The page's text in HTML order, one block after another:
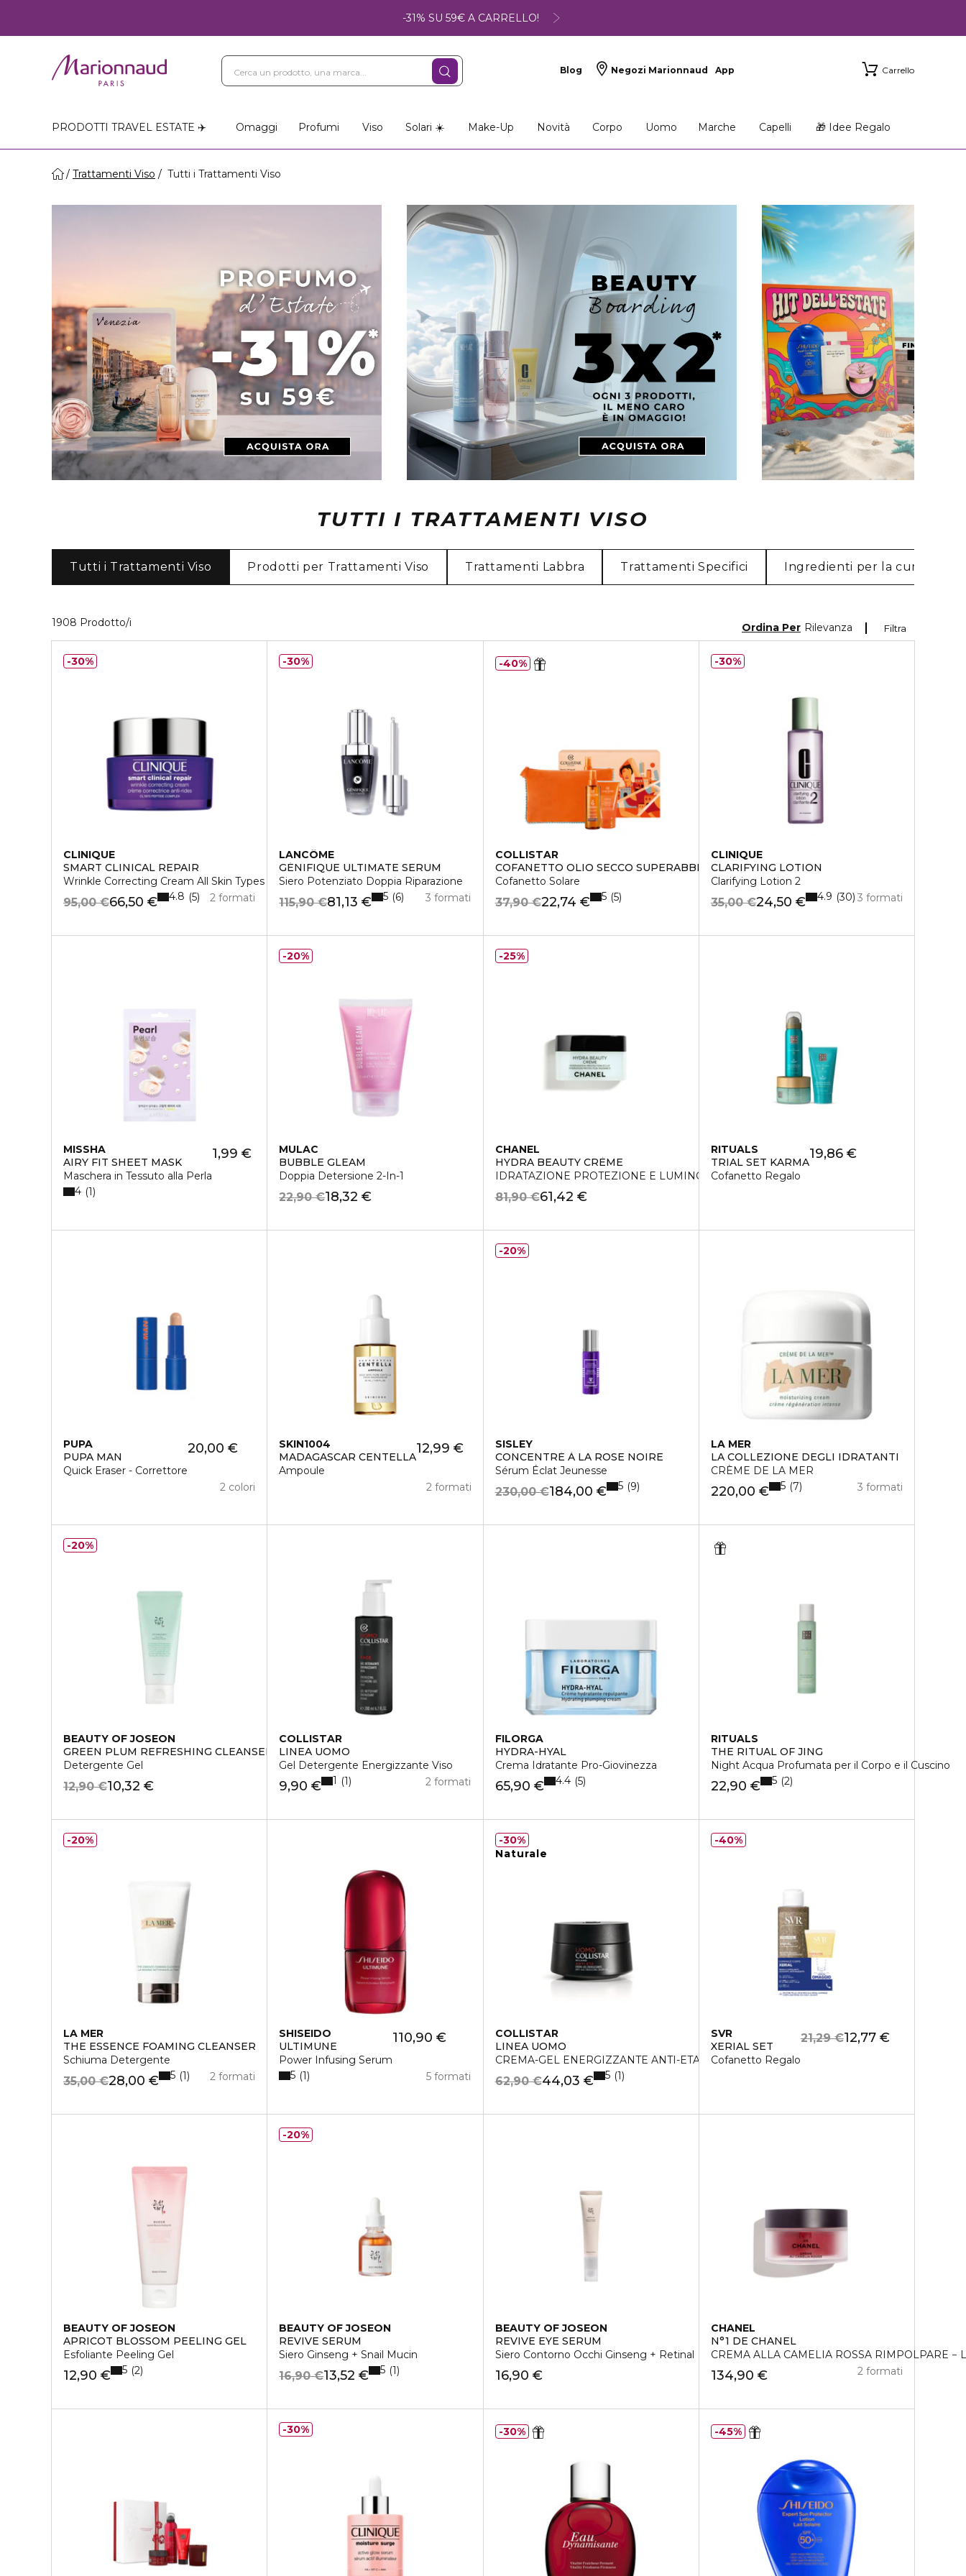
-31% SU 59€ A CARRELLO!
Blog Negozi Marionnaud App Carrello
PRODOTTI TRAVEL ESTATE ✈️ Omaggi Profumi Viso Solari ☀️ Make-Up Novità Corpo Uomo Marche Capelli 🎁 Idee Regalo
Trattamenti Viso Tutti i Trattamenti Viso
TUTTI I TRATTAMENTI VISO
Tutti i Trattamenti Viso Prodotti per Trattamenti Viso Trattamenti Labbra Trattamenti Specifici Ingredienti per la cura della
1908 Prodotto/i Filtra
Ordina Per Rilevanza
CLINIQUE
SMART CLINICAL REPAIR
Wrinkle Correcting Cream All Skin Types
66,50 €
95,00 € 2 formati
4.8 5
30%
LANCÔME
GÉNIFIQUE ULTIMATE SERUM
Siero Potenziato Doppia Riparazione
81,13 €
115,90 € 3 formati
5 6
30%
COLLISTAR
COFANETTO OLIO SECCO SUPERABBRONZANTE IDRATANTE SPF 6
Cofanetto Solare
22,74 €
37,90 € 5 5
40%
CLINIQUE
CLARIFYING LOTION
Clarifying Lotion 2
24,50 €
35,00 € 3 formati
4.9 30
30%
MISSHA
AIRY FIT SHEET MASK
Maschera in Tessuto alla Perla
1,99 €
4 1
MULAC
BUBBLE GLEAM
Doppia Detersione 2-In-1
18,32 €
22,90 €
20%
CHANEL
HYDRA BEAUTY CRÈME
IDRATAZIONE PROTEZIONE E LUMINOSITÀ - CREMA
61,42 €
81,90 €
25%
RITUALS
TRIAL SET KARMA
Cofanetto Regalo
19,86 €
PUPA
PUPA MAN
Quick Eraser - Correttore
20,00 €
2 colori
SKIN1004
MADAGASCAR CENTELLA
Ampoule
12,99 €
2 formati
SISLEY
CONCENTRÉ À LA ROSE NOIRE
Sérum Éclat Jeunesse
184,00 €
230,00 € 5 9
20%
LA MER
LA COLLEZIONE DEGLI IDRATANTI
CRÈME DE LA MER
220,00 € 3 formati
5 7
BEAUTY OF JOSEON
GREEN PLUM REFRESHING CLEANSER
Detergente Gel
10,32 €
12,90 €
20%
COLLISTAR
LINEA UOMO
Gel Detergente Energizzante Viso
9,90 € 2 formati
1 1
FILORGA
HYDRA-HYAL
Crema Idratante Pro-Giovinezza
65,90 € 4.4 5
RITUALS
THE RITUAL OF JING
Night Acqua Profumata per il Corpo e il Cuscino
22,90 € 5 2
LA MER
THE ESSENCE FOAMING CLEANSER
Schiuma Detergente
28,00 €
35,00 € 2 formati
5 1
20%
SHISEIDO
ULTIMUNE
Power Infusing Serum
110,90 €
5 formati
5 1
Naturale
COLLISTAR
LINEA UOMO
CREMA-GEL ENERGIZZANTE ANTI-ETA'
44,03 €
62,90 € 5 1
30%
SVR
XERIAL SET
Cofanetto Regalo
12,77 €
21,29 €
40%
BEAUTY OF JOSEON
APRICOT BLOSSOM PEELING GEL
Esfoliante Peeling Gel
12,90 € 5 2
BEAUTY OF JOSEON
REVIVE SERUM
Siero Ginseng + Snail Mucin
13,52 €
16,90 € 5 1
20%
BEAUTY OF JOSEON
REVIVE EYE SERUM
Siero Contorno Occhi Ginseng + Retinal
16,90 €
CHANEL
N°1 DE CHANEL
CREMA ALLA CAMELIA ROSSA RIMPOLPARE −
134,90 € 2 formati
30% 30% 45%